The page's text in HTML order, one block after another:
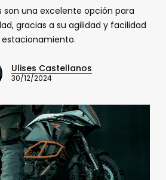
son una excelente opción para
gracias a su agilidad y facilidad
Ulises Castellanos
30/12/2024